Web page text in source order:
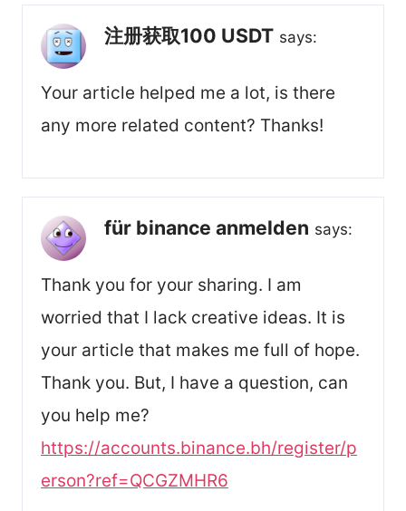
注册获取100 USDT says:
Your article helped me a lot, is there
any more related content? Thanks!
für binance anmelden says:
Thank you for your sharing. I am
worried that I lack creative ideas. It is
your article that makes me full of hope.
Thank you. But, I have a question, can
you help me?
https://accounts.binance.bh/register/p
erson?ref=QCGZMHR6